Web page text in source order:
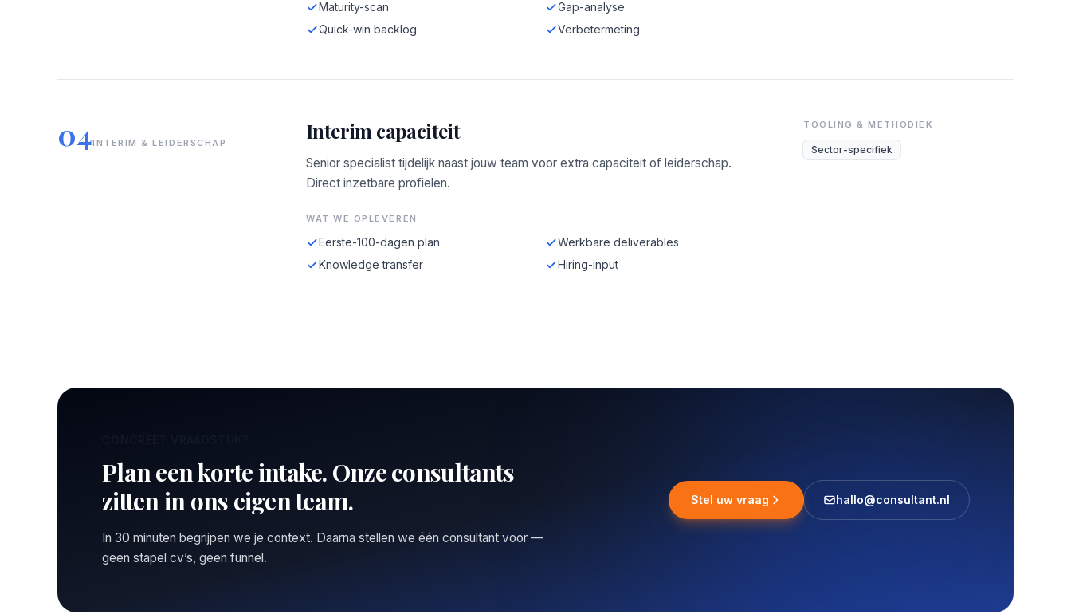
Maturity-scan
Gap-analyse
Quick-win backlog
Verbetermeting
04INTERIM & LEIDERSCHAP Interim capaciteit
Senior specialist tijdelijk naast jouw team voor extra capaciteit of leiderschap.
Direct inzetbare profielen.
WAT WE OPLEVEREN
Eerste-100-dagen plan
Werkbare deliverables
Knowledge transfer
Hiring-input
TOOLING & METHODIEK
Sector-specifiek
Plan een korte intake. Onze consultants
zitten in ons eigen team.
In 30 minuten begrijpen we je context. Daarna stellen we één consultant voor —
geen stapel cv’s, geen funnel.
Stel uw vraag hallo@consultant.nl